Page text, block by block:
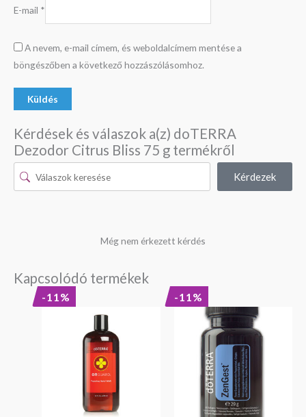
E-mail *
A nevem, e-mail címem, és weboldalcímem mentése a
böngészőben a következő hozzászólásomhoz.
Kérdések és válaszok a(z) doTERRA
Dezodor Citrus Bliss 75 g termékről
Kérdezek
Még nem érkezett kérdés
Kapcsolódó termékek
-11%
was:
190 Ft. 990 Ft.
-11%
was:
13
990 Ft.
is:
12
490 Ft.